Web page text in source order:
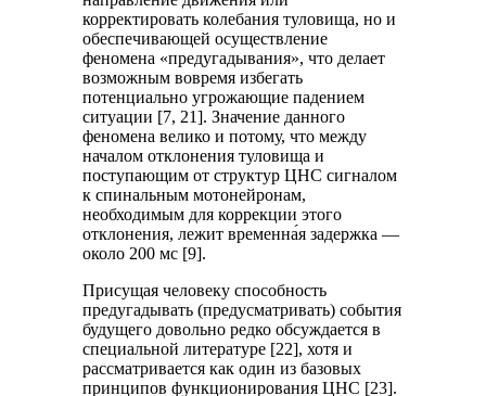
корректировать колебания туловища, но и
обеспечивающей осуществление
феномена «предугадывания», что делает
возможным вовремя избегать
потенциально угрожающие падением
ситуации [7, 21]. Значение данного
феномена велико и потому, что между
началом отклонения туловища и
поступающим от структур ЦНС сигналом
к спинальным мотонейронам,
необходимым для коррекции этого
отклонения, лежит временна́я задержка —
около 200 мс [9].
Присущая человеку способность
предугадывать (предусматривать) события
будущего довольно редко обсуждается в
специальной литературе [22], хотя и
рассматривается как один из базовых
принципов функционирования ЦНС [23].